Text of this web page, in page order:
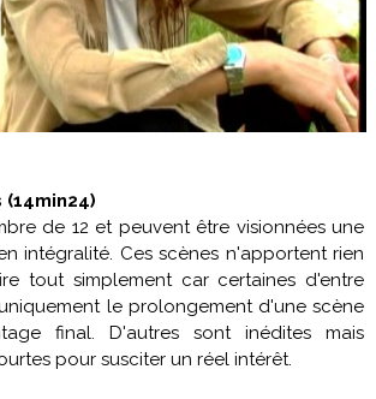
de 12 et peuvent être visionnées une
intégralité. Ces scènes n'apportent rien
tout simplement car certaines d'entre
le prolongement d'une scène
final. D'autres sont inédites mais
pour susciter un réel intérêt.